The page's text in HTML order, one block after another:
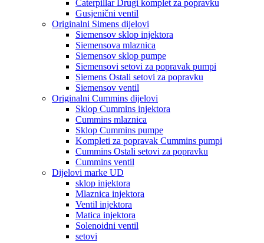
Caterpillar Drugi komplet za popravku
Gusjenični ventil
Originalni Simens dijelovi
Siemensov sklop injektora
Siemensova mlaznica
Siemensov sklop pumpe
Siemensovi setovi za popravak pumpi
Siemens Ostali setovi za popravku
Siemensov ventil
Originalni Cummins dijelovi
Sklop Cummins injektora
Cummins mlaznica
Sklop Cummins pumpe
Kompleti za popravak Cummins pumpi
Cummins Ostali setovi za popravku
Cummins ventil
Dijelovi marke UD
sklop injektora
Mlaznica injektora
Ventil injektora
Matica injektora
Solenoidni ventil
setovi